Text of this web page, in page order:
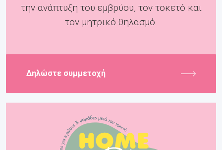
την ανάπτυξη του εμβρύου, τον τοκετό και
τον μητρικό θηλασμό.
Δηλώστε συμμετοχή